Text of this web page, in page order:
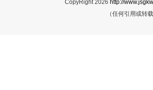
CopyRight 2026 http://
（任何引用或转